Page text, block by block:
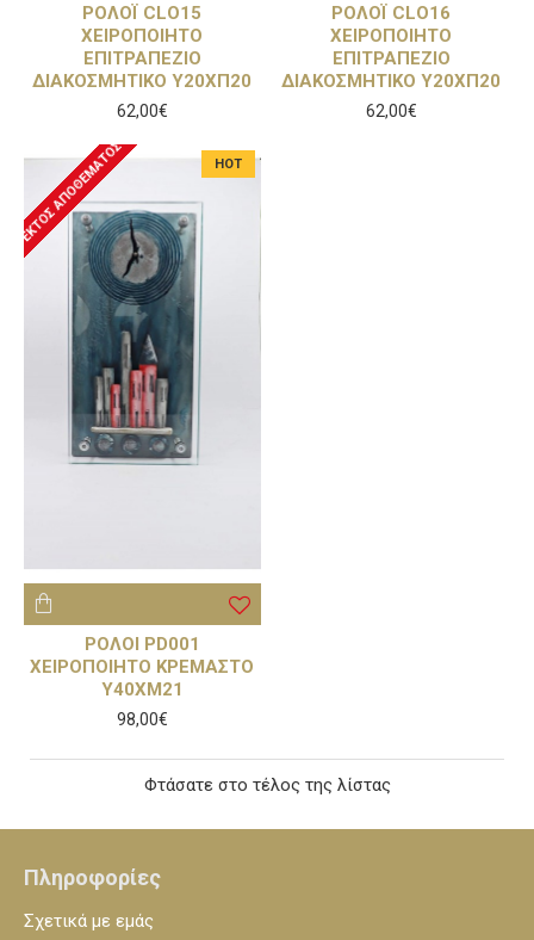
ΡΟΛΟΪ CLO15
ΧΕΙΡΟΠΟΙΗΤΟ
ΕΠΙΤΡΑΠΕΖΙΟ
ΔΙΑΚΟΣΜΗΤΙΚΟ Υ20ΧΠ20
62,00€
ΡΟΛΟΪ CLO16
ΧΕΙΡΟΠΟΙΗΤΟ
ΕΠΙΤΡΑΠΕΖΙΟ
ΔΙΑΚΟΣΜΗΤΙΚΟ Υ20ΧΠ20
62,00€
HOT
ΕΚΤΌΣ ΑΠΟΘΈΜΑΤΟΣ
ΡΟΛΟΙ PD001
ΧΕΙΡΟΠΟΙΗΤΟ ΚΡΕΜΑΣΤΟ
Υ40ΧΜ21
98,00€
Φτάσατε στο τέλος της λίστας
Πληροφορίες
Σχετικά με εμάς